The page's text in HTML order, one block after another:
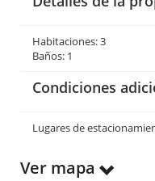
Habitaciones: 3
Baños: 1
Condiciones
Lugares de
Ver mapa